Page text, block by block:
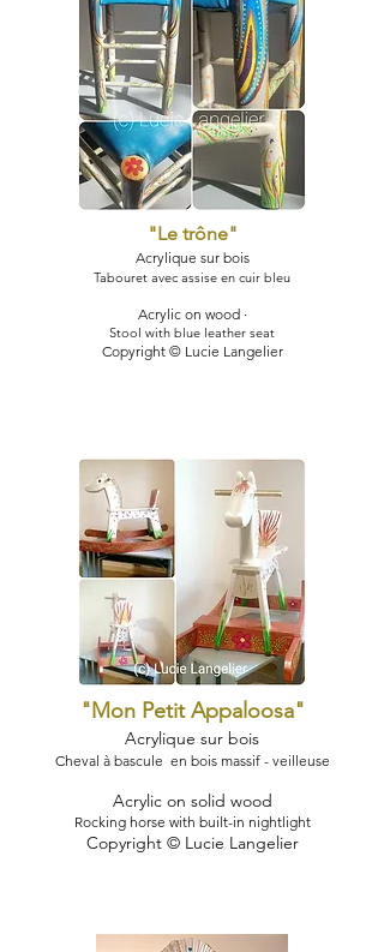
"Le trône"
Acrylique sur bois
Tabouret avec assise en cuir bleu
Acrylic on wood ·
Stool with blue leather seat
Copyright © Lucie Langelier
"Mon Petit Appaloosa"
Acrylique sur bois
Cheval à bascule en bois massif - veilleuse
Acrylic on solid wood
Rocking horse with built-in nightlight
Copyright © Lucie Langelier